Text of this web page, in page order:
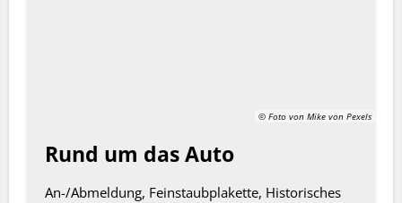
© Foto von Mike von Pexels
Rund um das Auto
An-/Abmeldung, Feinstaubplakette, Historisches